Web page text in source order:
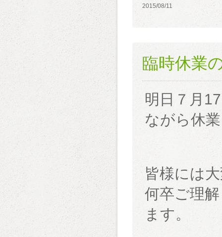
2015/08/11
臨時休業
明日７月
ながら休
皆様には
何卒ご理
ます。